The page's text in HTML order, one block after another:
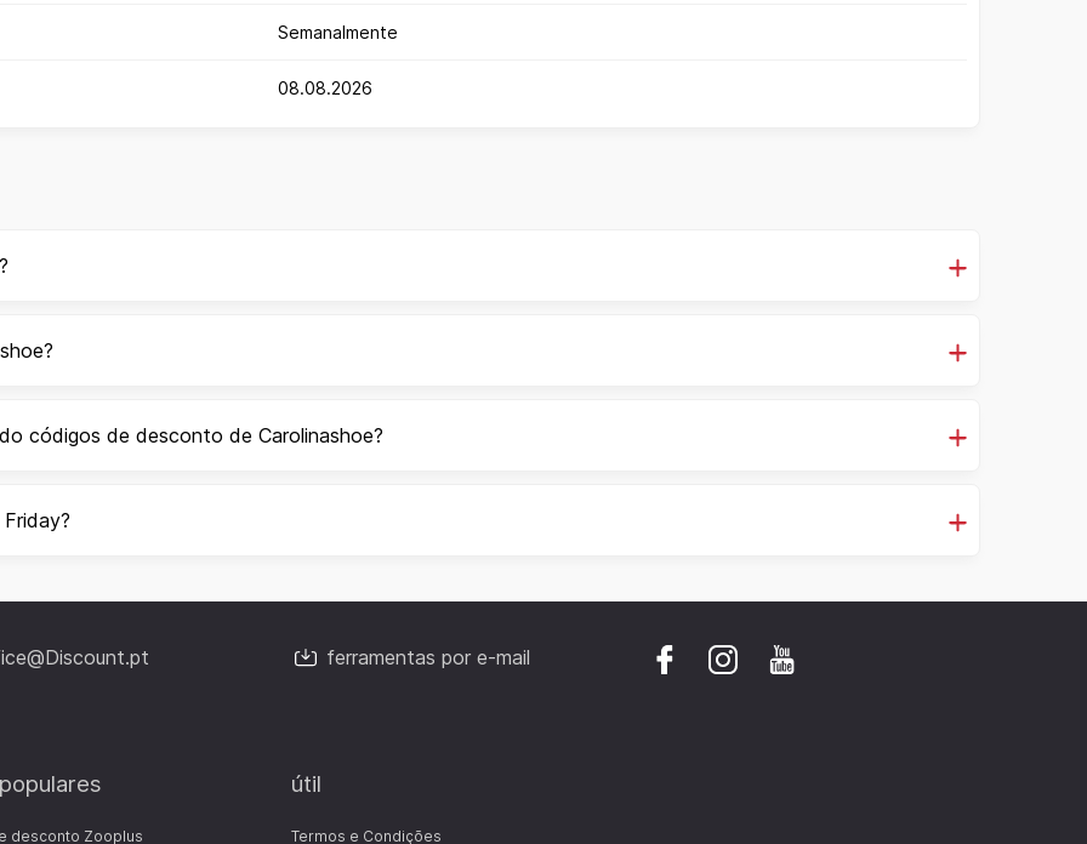
Semanalmente
08.08.2026
códigos de desconto de Carolinashoe?
ferramentas por e-mail
desconto Zooplus
útil
Termos e Condições